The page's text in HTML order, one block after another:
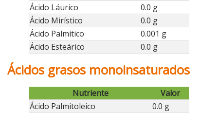
Ácido Láurico
0.0 g
Ácido Mirístico
0.0 g
Ácido Palmitico
0.001 g
Ácido Esteárico
0.0 g
Ácidos grasos monoinsaturados
Nutriente
Valor
Ácido Palmitoleico
0.0 g